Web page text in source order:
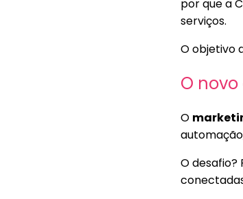
por que a
serviços.
O objetivo
O
O
O